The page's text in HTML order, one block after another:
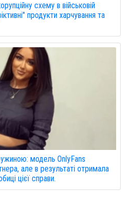
схему в військовій
продукти харчування та
модель OnlyFans
але в результаті отримала
цієї справи.